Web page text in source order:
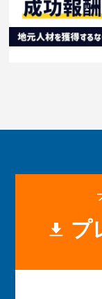
プ